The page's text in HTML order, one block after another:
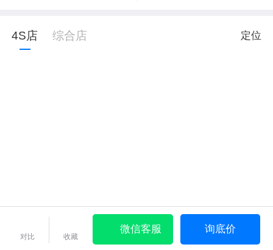
4S店 综合店 定位
对比 收藏
微信客服 询底价